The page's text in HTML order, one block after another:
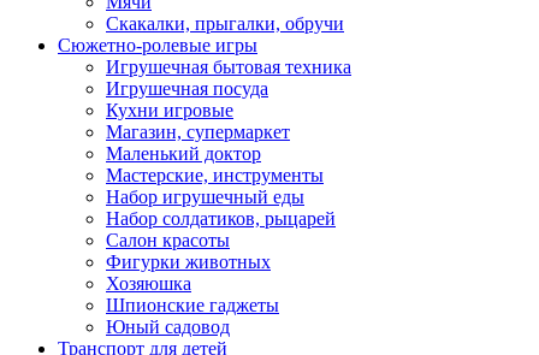
Скакалки, прыгалки, обручи
Сюжетно-ролевые игры
Игрушечная бытовая техника
Игрушечная посуда
Кухни игровые
Магазин, супермаркет
Маленький доктор
Мастерские, инструменты
Набор игрушечный еды
Набор солдатиков, рыцарей
Салон красоты
Фигурки животных
Хозяюшка
Шпионские гаджеты
Юный садовод
Транспорт для детей